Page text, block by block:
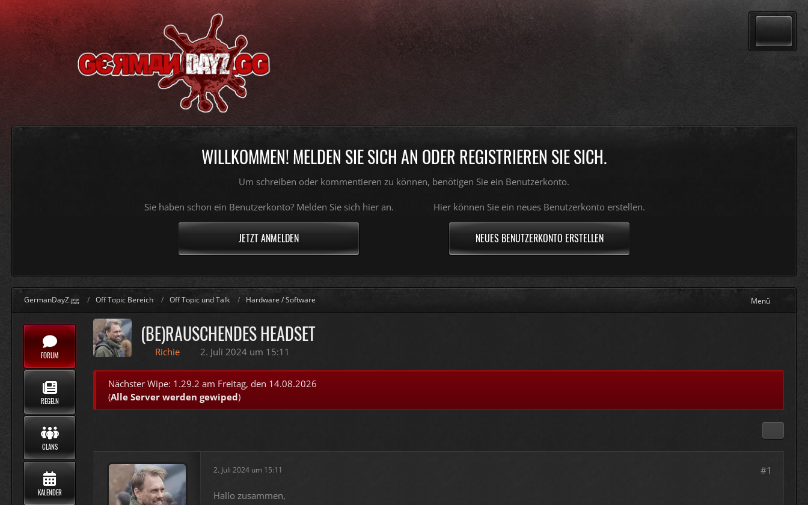
WILLKOMMEN! MELDEN SIE SICH AN ODER REGISTRIEREN SIE SICH.
Um schreiben oder kommentieren zu können, benötigen Sie ein Benutzerkonto.
Sie haben schon ein Benutzerkonto? Melden Sie sich hier an.
JETZT ANMELDEN
Hier können Sie ein neues Benutzerkonto erstellen.
NEUES BENUTZERKONTO ERSTELLEN
GermanDayZ.gg Off Topic Bereich Off Topic und Talk Hardware / Software Menü
FORUM
REGELN
CLANS
KALENDER
(BE)RAUSCHENDES HEADSET
Richie 2. Juli 2024 um 15:11
Nächster Wipe: 1.29.2 am Freitag, den 14.08.2026
(Alle Server werden gewiped)
2. Juli 2024 um 15:11 #1
Hallo zusammen,